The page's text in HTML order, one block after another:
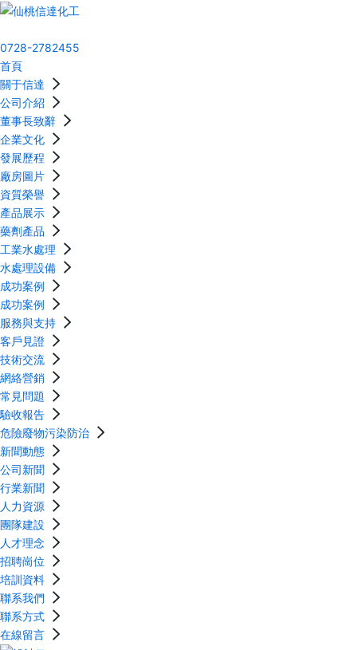
0728-2782455
首頁
關于信達
公司介紹
董事長致辭
企業文化
發展歷程
廠房圖片
資質榮譽
產品展示
藥劑產品
工業水處理
水處理設備
成功案例
成功案例
服務與支持
客戶見證
技術交流
網絡營銷
常見問題
驗收報告
危險廢物污染防治
新聞動態
公司新聞
行業新聞
人力資源
團隊建設
人才理念
招聘崗位
培訓資料
聯系我們
聯系方式
在線留言